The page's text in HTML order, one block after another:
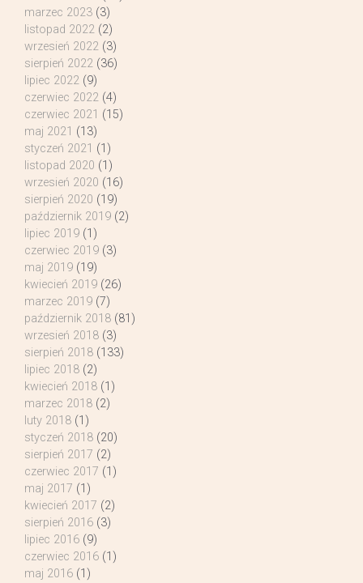
marzec 2023 (3)
listopad 2022 (2)
wrzesień 2022 (3)
sierpień 2022 (36)
lipiec 2022 (9)
czerwiec 2022 (4)
czerwiec 2021 (15)
maj 2021 (13)
styczeń 2021 (1)
listopad 2020 (1)
wrzesień 2020 (16)
sierpień 2020 (19)
październik 2019 (2)
lipiec 2019 (1)
czerwiec 2019 (3)
maj 2019 (19)
kwiecień 2019 (26)
marzec 2019 (7)
październik 2018 (81)
wrzesień 2018 (3)
sierpień 2018 (133)
lipiec 2018 (2)
kwiecień 2018 (1)
marzec 2018 (2)
luty 2018 (1)
styczeń 2018 (20)
sierpień 2017 (2)
czerwiec 2017 (1)
maj 2017 (1)
kwiecień 2017 (2)
sierpień 2016 (3)
lipiec 2016 (9)
czerwiec 2016 (1)
maj 2016 (1)